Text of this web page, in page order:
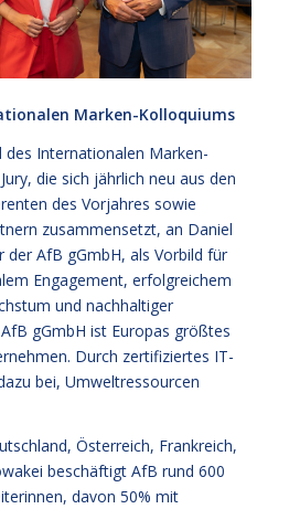
Marken-Kolloquiums
des Internationalen Marken-
die sich jährlich neu aus den
des Vorjahres sowie
zusammensetzt, an Daniel
der AfB gGmbH, als Vorbild für
Engagement, erfolgreichem
und nachhaltiger
gGmbH ist Europas größtes
Durch zertifiziertes IT-
bei, Umweltressourcen
Österreich, Frankreich,
beschäftigt AfB rund 600
davon 50% mit